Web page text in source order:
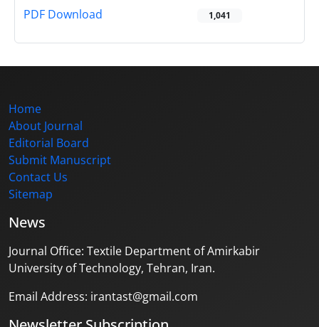
PDF Download 1,041
Home
About Journal
Editorial Board
Submit Manuscript
Contact Us
Sitemap
News
Journal Office: Textile Department of Amirkabir
University of Technology, Tehran, Iran.
Email Address: irantast@gmail.com